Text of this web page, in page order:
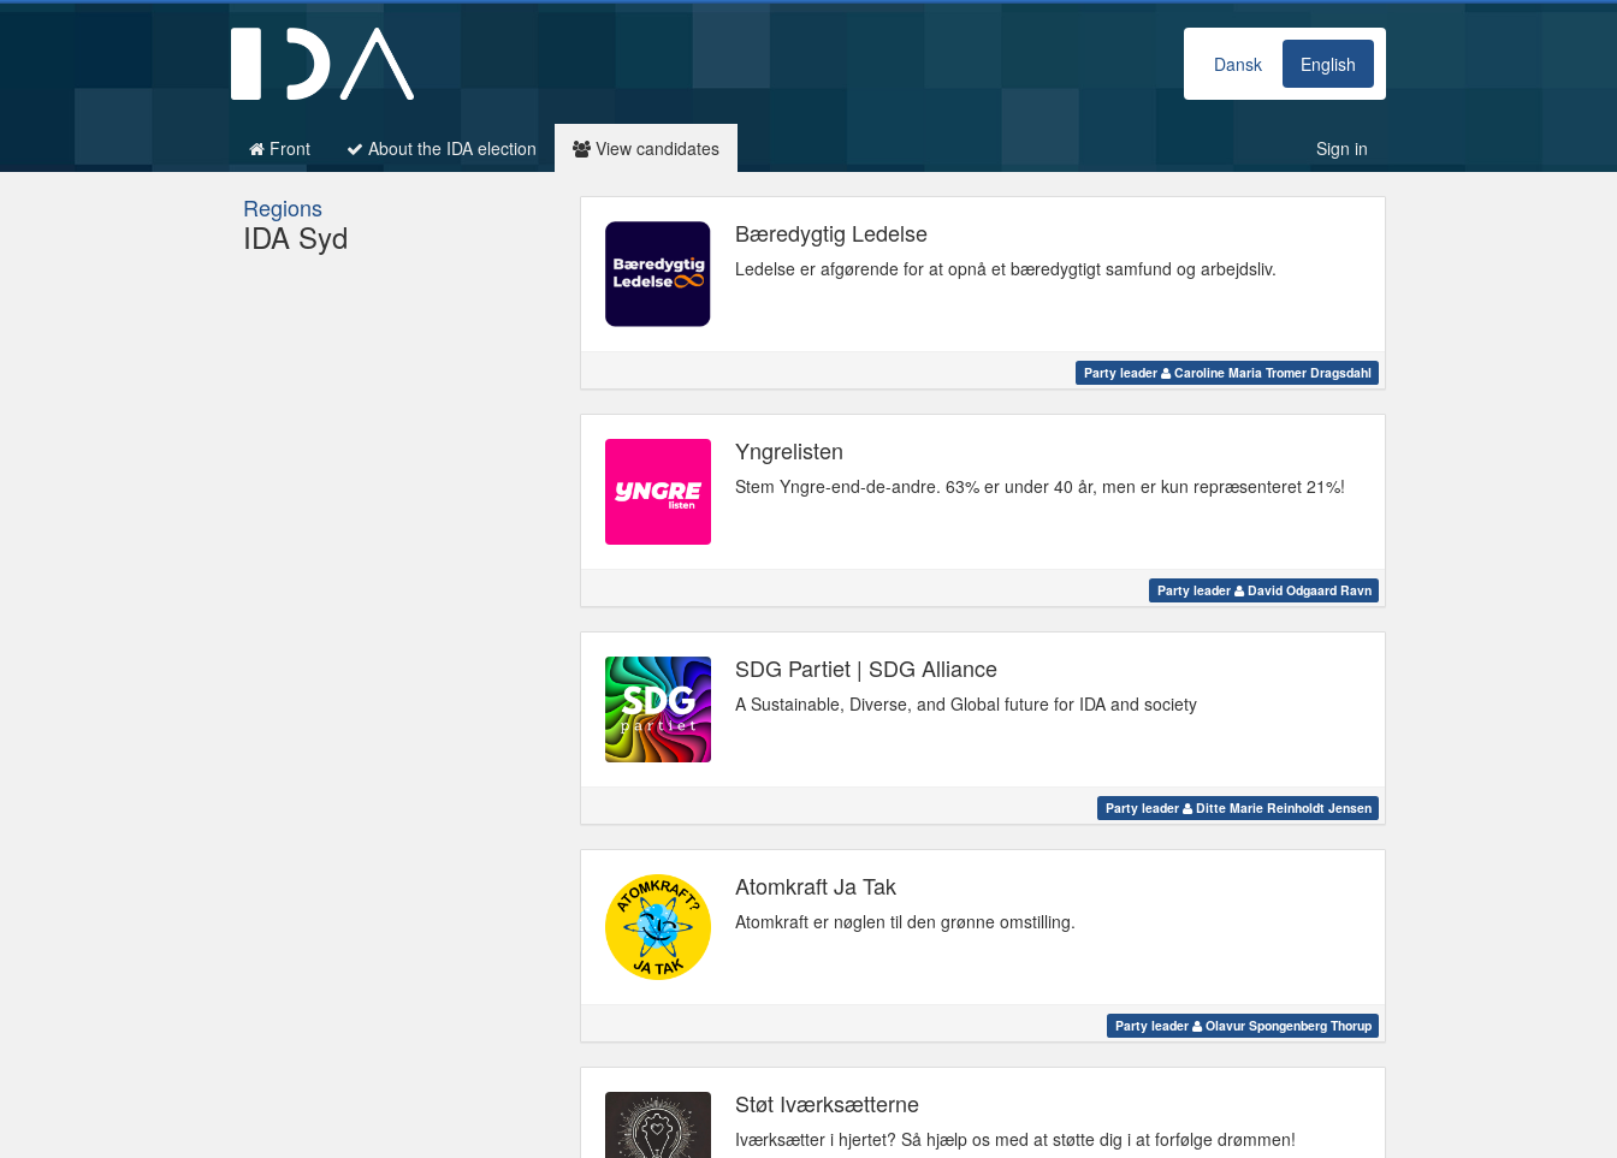
Dansk English
Front About the IDA election View candidates Sign in
Regions
IDA Syd Bæredygtig Ledelse
Ledelse er afgørende for at opnå et bæredygtigt samfund og arbejdsliv.
Party leader Caroline Maria Tromer Dragsdahl
Yngrelisten
Stem Yngre-end-de-andre. 63% er under 40 år, men er kun repræsenteret 21%!
Party leader David Odgaard Ravn
SDG Partiet | SDG Alliance
A Sustainable, Diverse, and Global future for IDA and society
Party leader Ditte Marie Reinholdt Jensen
Atomkraft Ja Tak
Atomkraft er nøglen til den grønne omstilling.
Party leader Olavur Spongenberg Thorup
Støt Iværksætterne
Iværksætter i hjertet? Så hjælp os med at støtte dig i at forfølge drømmen!